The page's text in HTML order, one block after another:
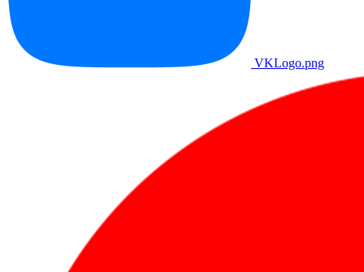
VKLogo.png